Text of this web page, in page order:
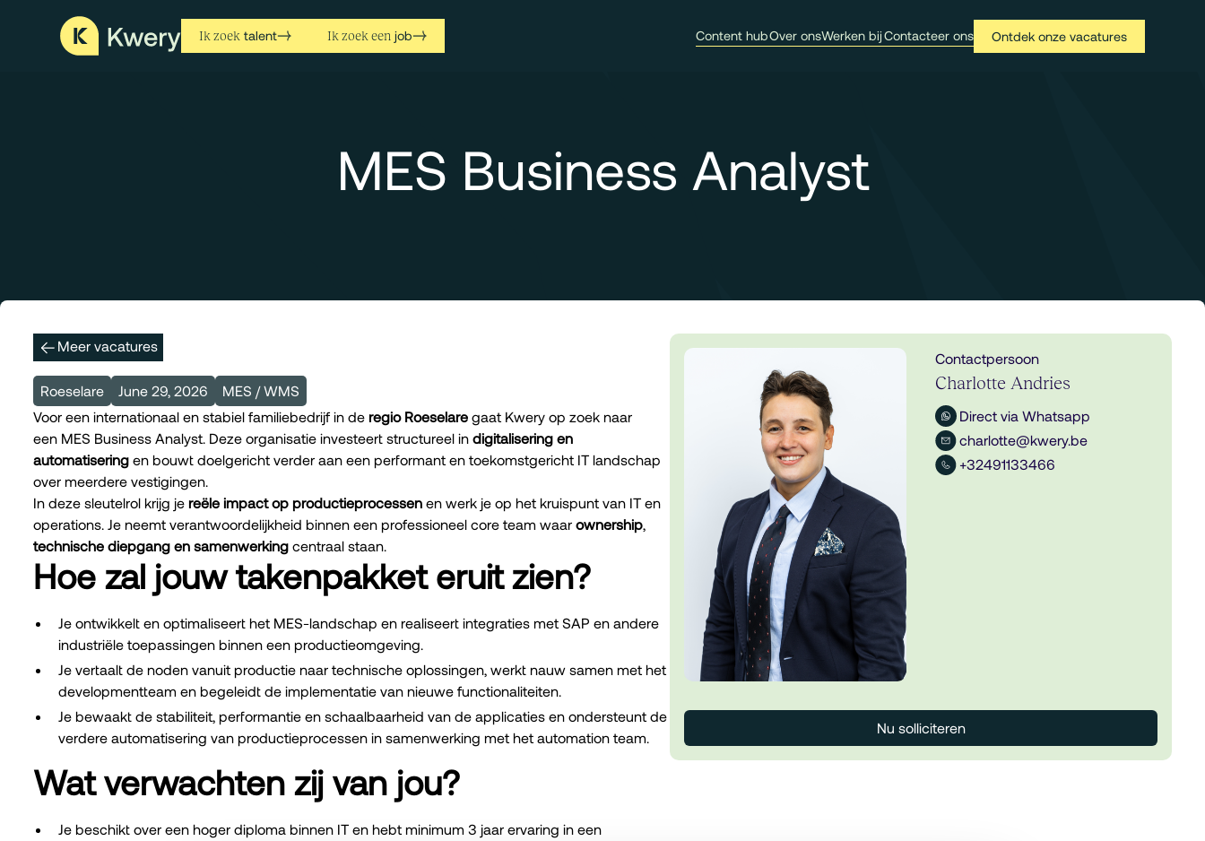
Ik zoek talent Ik zoek een job Content hubOver onsWerken bijContacteer ons Ontdek onze vacatures
MES Business Analyst
Meer vacatures
Roeselare June 29, 2026
MES / WMS
Voor een internationaal en stabiel familiebedrijf in de regio Roeselare gaat Kwery op zoek naar
een MES Business Analyst. Deze organisatie investeert structureel in digitalisering en
automatisering en bouwt doelgericht verder aan een performant en toekomstgericht IT landschap
over meerdere vestigingen.
In deze sleutelrol krijg je reële impact op productieprocessen en werk je op het kruispunt van IT en
operations. Je neemt verantwoordelijkheid binnen een professioneel core team waar ownership,
technische diepgang en samenwerking centraal staan.
Hoe zal jouw takenpakket eruit zien?
Je ontwikkelt en optimaliseert het MES-landschap en realiseert integraties met SAP en andere
industriële toepassingen binnen een productieomgeving.
Je vertaalt de noden vanuit productie naar technische oplossingen, werkt nauw samen met het
developmentteam en begeleidt de implementatie van nieuwe functionaliteiten.
Je bewaakt de stabiliteit, performantie en schaalbaarheid van de applicaties en ondersteunt de
verdere automatisering van productieprocessen in samenwerking met het automation team.
Wat verwachten zij van jou?
Je beschikt over een hoger diploma binnen IT en hebt minimum 3 jaar ervaring in een
Contactpersoon
Charlotte Andries
Direct via Whatsapp
charlotte@kwery.be
+32491133466
Nu solliciteren